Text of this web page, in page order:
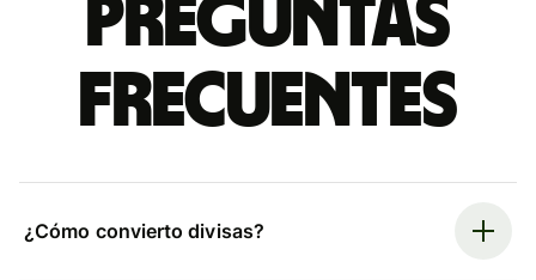
Preguntas
frecuentes
¿Cómo convierto divisas?